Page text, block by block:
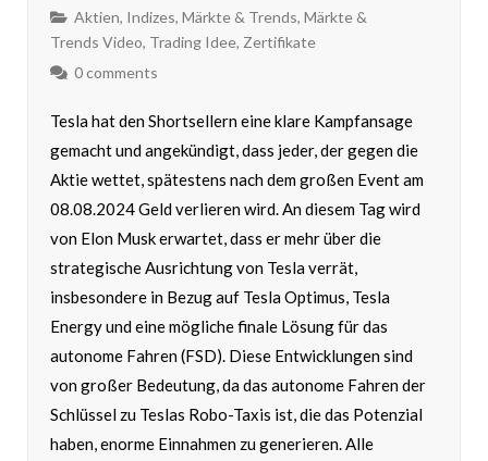
Aktien, Indizes, Märkte & Trends, Märkte &
Trends Video, Trading Idee, Zertifikate
0 comments
Tesla hat den Shortsellern eine klare Kampfansage
gemacht und angekündigt, dass jeder, der gegen die
Aktie wettet, spätestens nach dem großen Event am
08.08.2024 Geld verlieren wird. An diesem Tag wird
von Elon Musk erwartet, dass er mehr über die
strategische Ausrichtung von Tesla verrät,
insbesondere in Bezug auf Tesla Optimus, Tesla
Energy und eine mögliche finale Lösung für das
autonome Fahren (FSD). Diese Entwicklungen sind
von großer Bedeutung, da das autonome Fahren der
Schlüssel zu Teslas Robo-Taxis ist, die das Potenzial
haben, enorme Einnahmen zu generieren. Alle